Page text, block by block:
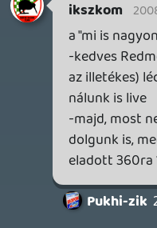
Jó volt az interjú.
vágva az MGS4
manga02 2008.10.24
Jaja 😃 Rácsapunk a
aberált kétfejű kígyó
megint, akkor meg
hattyú is csak ebben
pároztatható, hogy
repülő malac legyen
születési